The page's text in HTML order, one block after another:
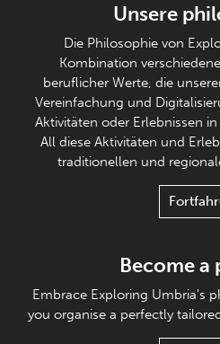
Unsere
Die Philosophie von
Kombination
beruflicher Werte, die
Vereinfachung und
Aktivitäten oder Erlebnissen
All diese Aktivitäten und
traditionellen und
Become a
Embrace Exploring Umbria's
you organise a perfectly